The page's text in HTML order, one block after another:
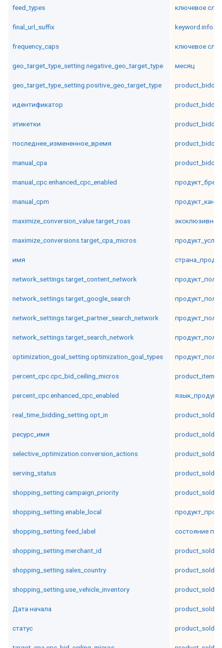
feed_types
final_url_suffix
frequency_caps
geo_target_type_setting.negative_geo_target_type
geo_target_type_setting.positive_geo_target_type
идентификатор
этикетки
последнее_измененное_время
manual_cpa
manual_cpc.enhanced_cpc_enabled
manual_cpm
maximize_conversion_value.target_roas
maximize_conversions.target_cpa_micros
имя
network_settings.target_content_network
network_settings.target_google_search
network_settings.target_partner_search_network
network_settings.target_search_network
optimization_goal_setting.optimization_goal_types
percent_cpc.cpc_bid_ceiling_micros
percent_cpc.enhanced_cpc_enabled
real_time_bidding_setting.opt_in
ресурс_имя
selective_optimization.conversion_actions
serving_status
shopping_setting.campaign_priority
shopping_setting.enable_local
shopping_setting.feed_label
shopping_setting.merchant_id
shopping_setting.sales_country
shopping_setting.use_vehicle_inventory
Дата начала
статус
ключевое
ключевое
месяц
продукт_канал
состояние